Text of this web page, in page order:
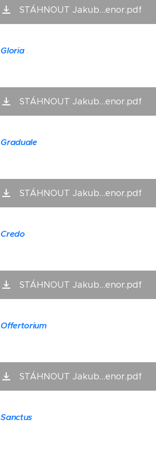
STÁHNOUT Jakub...enor.pdf
Gloria
STÁHNOUT Jakub...enor.pdf
Graduale
STÁHNOUT Jakub...enor.pdf
Credo
STÁHNOUT Jakub...enor.pdf
Offertorium
STÁHNOUT Jakub...enor.pdf
Sanctus